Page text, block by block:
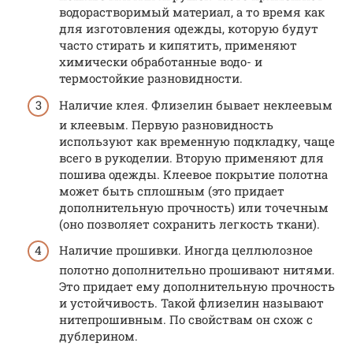
водорастворимый материал, а то время как
для изготовления одежды, которую будут
часто стирать и кипятить, применяют
химически обработанные водо- и
термостойкие разновидности.
Наличие клея. Флизелин бывает неклеевым
и клеевым. Первую разновидность
используют как временную подкладку, чаще
всего в рукоделии. Вторую применяют для
пошива одежды. Клеевое покрытие полотна
может быть сплошным (это придает
дополнительную прочность) или точечным
(оно позволяет сохранить легкость ткани).
Наличие прошивки. Иногда целлюлозное
полотно дополнительно прошивают нитями.
Это придает ему дополнительную прочность
и устойчивость. Такой флизелин называют
нитепрошивным. По свойствам он схож с
дублерином.